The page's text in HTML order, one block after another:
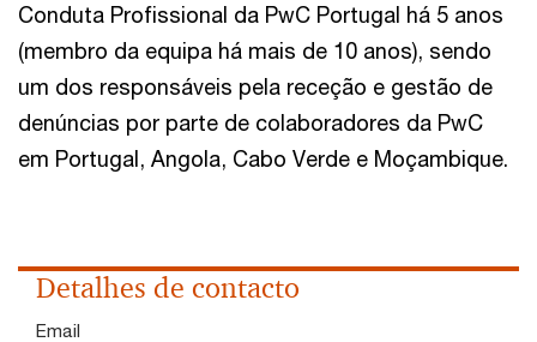
Conduta Profissional da PwC Portugal há 5 anos
(membro da equipa há mais de 10 anos), sendo
um dos responsáveis pela receção e gestão de
denúncias por parte de colaboradores da PwC
em Portugal, Angola, Cabo Verde e Moçambique.
Detalhes de contacto
Email